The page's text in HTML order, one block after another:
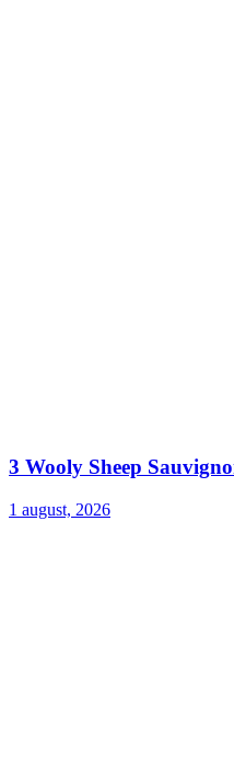
3 Wooly Sheep
1 august, 2026